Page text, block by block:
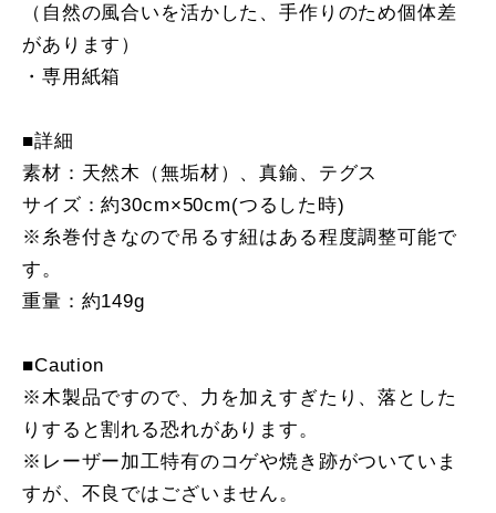
（自然の風合いを活かした、手作りのため個体差
があります）
・専用紙箱
■詳細
素材：天然木（無垢材）、真鍮、テグス
サイズ：約30cm×50cm(つるした時)
※糸巻付きなので吊るす紐はある程度調整可能で
す。
重量：約149g
■Caution
※木製品ですので、力を加えすぎたり、落とした
りすると割れる恐れがあります。
※レーザー加工特有のコゲや焼き跡がついていま
すが、不良ではございません。